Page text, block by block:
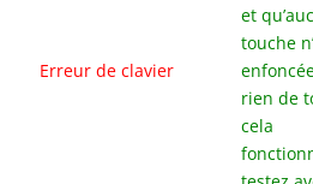
Erreur de clavier
et
touche
rien de
cela